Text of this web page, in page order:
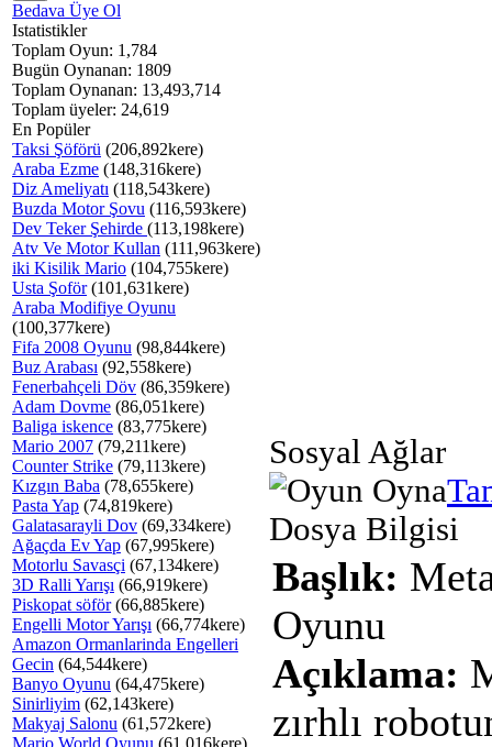
Bedava Üye Ol
Istatistikler
Toplam Oyun: 1,784
Bugün Oynanan: 1809
Toplam Oynanan: 13,493,714
Toplam üyeler: 24,619
En Popüler
Taksi Şöförü (206,892kere)
Araba Ezme (148,316kere)
Diz Ameliyatı (118,543kere)
Buzda Motor Şovu (116,593kere)
Dev Teker Şehirde (113,198kere)
Atv Ve Motor Kullan (111,963kere)
iki Kisilik Mario (104,755kere)
Usta Şoför(101,631kere)
Araba Modifiye Oyunu
(100,377kere)
Fifa 2008 Oyunu (98,844kere)
Buz Arabası (92,558kere)
Fenerbahçeli Döv (86,359kere)
Adam Dovme (86,051kere)
Baliga iskence (83,775kere)
Mario 2007 (79,211kere)
Counter Strike (79,113kere)
Kızgın Baba (78,655kere)
Pasta Yap (74,819kere)
Galatasarayli Dov (69,334kere)
Ağaçda Ev Yap (67,995kere)
Motorlu Savasçi (67,134kere)
3D Ralli Yarışı (66,919kere)
Piskopat söför(66,885kere)
Engelli Motor Yarışı (66,774kere)
Amazon Ormanlarinda Engelleri
Gecin (64,544kere)
Banyo Oyunu (64,475kere)
Sinirliyim (62,143kere)
Makyaj Salonu (61,572kere)
Mario World Oyunu (61,016kere)
Sosyal Ağlar
Dosya Bilgisi
Başlık:
Oyunu
Açıklama:
zırhlı